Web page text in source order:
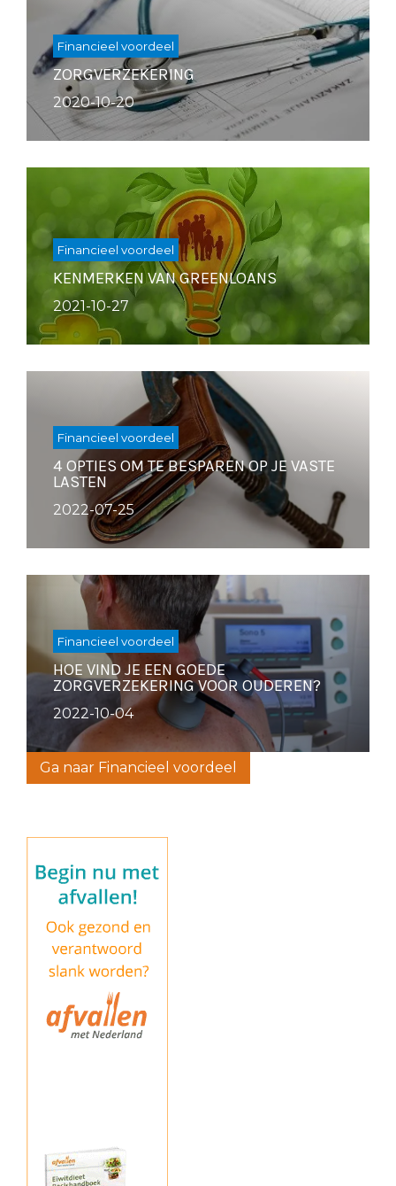
Financieel voordeel
ZORGVERZEKERING
2020-10-20
Financieel voordeel
KENMERKEN VAN GREENLOANS
2021-10-27
Financieel voordeel
4 OPTIES OM TE BESPAREN OP JE VASTE
LASTEN
2022-07-25
Financieel voordeel
HOE VIND JE EEN GOEDE
ZORGVERZEKERING VOOR OUDEREN?
2022-10-04
Ga naar Financieel voordeel